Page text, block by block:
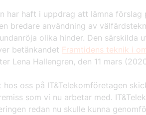
har haft i uppdrag att lämna förslag
bredare användning av
olika hinder. Den särskilda
betänkandet Framtidens teknik i
Lena Hallengren, den 11 mars
oss på IT&Telekomföretagen
som vi nu arbetar med.
redan nu skulle kunna